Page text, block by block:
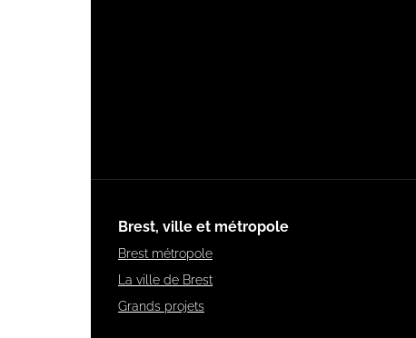
Brest, ville et métropole
Brest métropole
La ville de Brest
Grands projets